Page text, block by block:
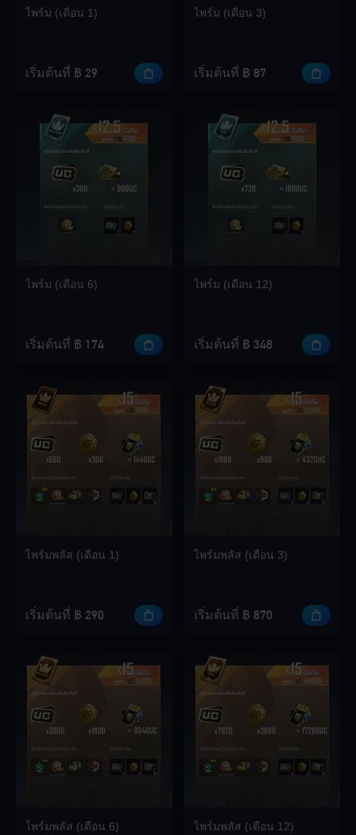
Loading...
Loading...
Loading...
Loading...
Loading...
ไพร์ม (เดือน 1)
เริ่มต้นที่ ฿ 29
ไพร์ม (เดือน 3)
เริ่มต้นที่ ฿ 87
ไพร์ม (เดือน 6)
เริ่มต้นที่ ฿ 174
ไพร์ม (เดือน 12)
เริ่มต้นที่ ฿ 348
ไพร์มพลัส (เดือน 1)
เริ่มต้นที่ ฿ 290
ไพร์มพลัส (เดือน 3)
เริ่มต้นที่ ฿ 870
ไพร์มพลัส (เดือน 6) ไพร์มพลัส (เดือน 12)